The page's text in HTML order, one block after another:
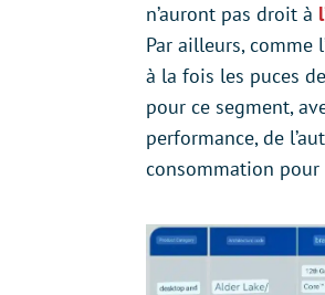
n’auront pas droit à
Par ailleurs, comme
à la fois les puces
pour ce segment,
performance, de
consommation